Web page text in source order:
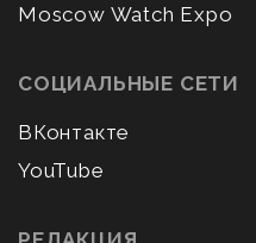
Moscow Watch Expo
СОЦИАЛЬНЫЕ СЕТИ
ВКонтакте
YouTube